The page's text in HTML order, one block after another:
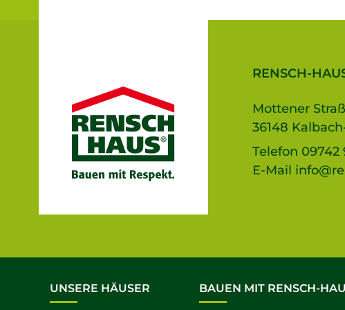
RENSCH-
Mottener
36148
Telefon 09742
E-Mail
UNSERE HÄUSER BAUEN MIT RENSCH-